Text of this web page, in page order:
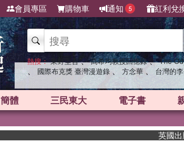
會員專區 購物車 通知 5 紅利兌
熱搜： 東野圭吾 、 高希均教授回憶錄 、 The
、 國際布克獎 臺灣漫遊錄 、 方念華 、 台灣的
簡體 三民東大 電子書
英國出版